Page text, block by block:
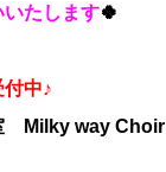
たします🍀
中♪
Milky way Choir